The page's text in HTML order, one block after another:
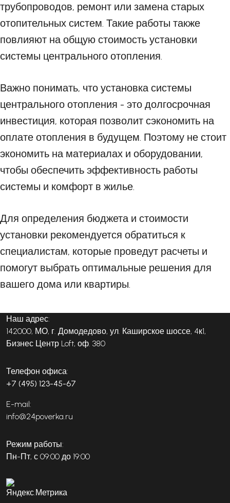
трубопроводов, ремонт или замена старых
отопительных систем. Такие работы также
повлияют на общую стоимость установки
системы центрального отопления.
Важно понимать, что установка системы
центрального отопления - это долгосрочная
инвестиция, которая позволит сэкономить на
оплате отопления в будущем. Поэтому не стоит
экономить на материалах и оборудовании,
чтобы обеспечить эффективность работы
системы и комфорт в жилье.
Для определения бюджета и стоимости
установки рекомендуется обратиться к
специалистам, которые проведут расчеты и
помогут выбрать оптимальные решения для
вашего дома или квартиры.
Наш адрес:
142000, МО, г. Домодедово, ул. Каширское шоссе, 4к1,
Бизнес Центр Loft, оф. 380
Телефон офиса:
+7 (495) 123-45-67
E-mail:
info@24poverka.ru
Режим работы:
Пн-Пт, с 09:00 до 19:00